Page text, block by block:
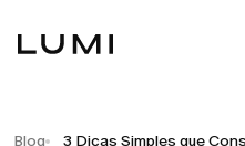
Blog 3 Dicas Simples que